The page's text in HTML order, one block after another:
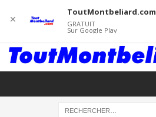
✕
ToutMontbeliard.com
GRATUIT
Sur Google Play